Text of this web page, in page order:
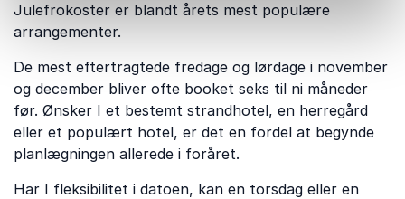
Julefrokoster er blandt årets mest populære
arrangementer.
De mest eftertragtede fredage og lørdage i november
og december bliver ofte booket seks til ni måneder
før. Ønsker I et bestemt strandhotel, en herregård
eller et populært hotel, er det en fordel at begynde
planlægningen allerede i foråret.
Har I fleksibilitet i datoen, kan en torsdag eller en